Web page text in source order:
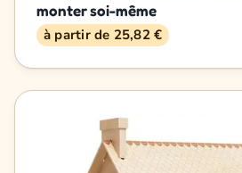
monter soi-même
à partir de 25,82 €